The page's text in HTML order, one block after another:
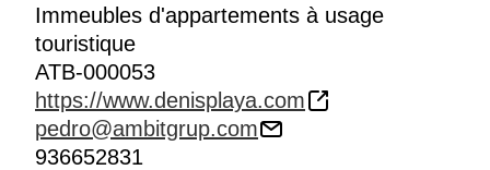
Immeubles d'appartements à usage
touristique
ATB-000053
https://www.denisplaya.com
pedro@ambitgrup.com
936652831